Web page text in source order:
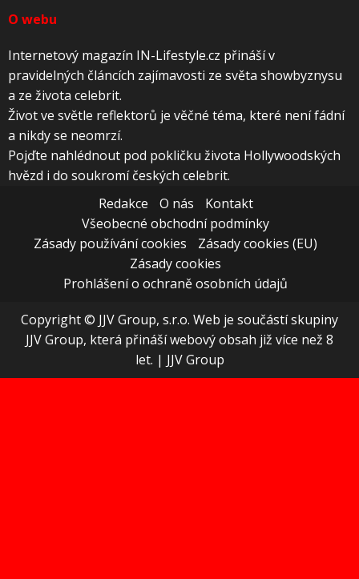
O webu
Internetový magazín IN-Lifestyle.cz přináší v
pravidelných článcích zajímavosti ze světa showbyznysu
a ze života celebrit.
Život ve světle reflektorů je věčné téma, které není fádní
a nikdy se neomrzí.
Pojďte nahlédnout pod pokličku života Hollywoodských
hvězd i do soukromí českých celebrit.
Redakce
O nás
Kontakt
Všeobecné obchodní podmínky
Zásady používání cookies
Zásady cookies (EU)
Zásady cookies
Prohlášení o ochraně osobních údajů
Copyright © JJV Group, s.r.o. Web je součástí skupiny
JJV Group, která přináší webový obsah již více než 8
let. | JJV Group